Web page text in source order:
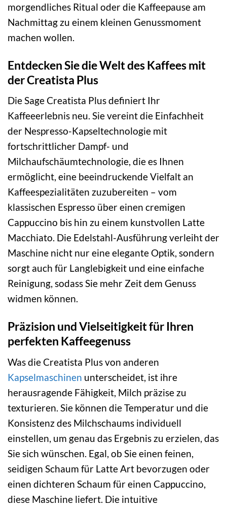
morgendliches Ritual oder die Kaffeepause am
Nachmittag zu einem kleinen Genussmoment
machen wollen.
Entdecken Sie die Welt des Kaffees mit
der Creatista Plus
Die Sage Creatista Plus definiert Ihr
Kaffeeerlebnis neu. Sie vereint die Einfachheit
der Nespresso-Kapseltechnologie mit
fortschrittlicher Dampf- und
Milchaufschäumtechnologie, die es Ihnen
ermöglicht, eine beeindruckende Vielfalt an
Kaffeespezialitäten zuzubereiten – vom
klassischen Espresso über einen cremigen
Cappuccino bis hin zu einem kunstvollen Latte
Macchiato. Die Edelstahl-Ausführung verleiht der
Maschine nicht nur eine elegante Optik, sondern
sorgt auch für Langlebigkeit und eine einfache
Reinigung, sodass Sie mehr Zeit dem Genuss
widmen können.
Präzision und Vielseitigkeit für Ihren
perfekten Kaffeegenuss
Was die Creatista Plus von anderen
Kapselmaschinen unterscheidet, ist ihre
herausragende Fähigkeit, Milch präzise zu
texturieren. Sie können die Temperatur und die
Konsistenz des Milchschaums individuell
einstellen, um genau das Ergebnis zu erzielen, das
Sie sich wünschen. Egal, ob Sie einen feinen,
seidigen Schaum für Latte Art bevorzugen oder
einen dichteren Schaum für einen Cappuccino,
diese Maschine liefert. Die intuitive